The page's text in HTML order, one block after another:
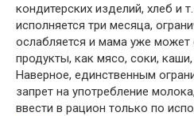
кондитерских изделий, хлеб и
исполняется три месяца,
ослабляется и мама уже может
продукты, как мясо, соки,
Наверное, единственным
запрет на употребление
ввести в рацион только по